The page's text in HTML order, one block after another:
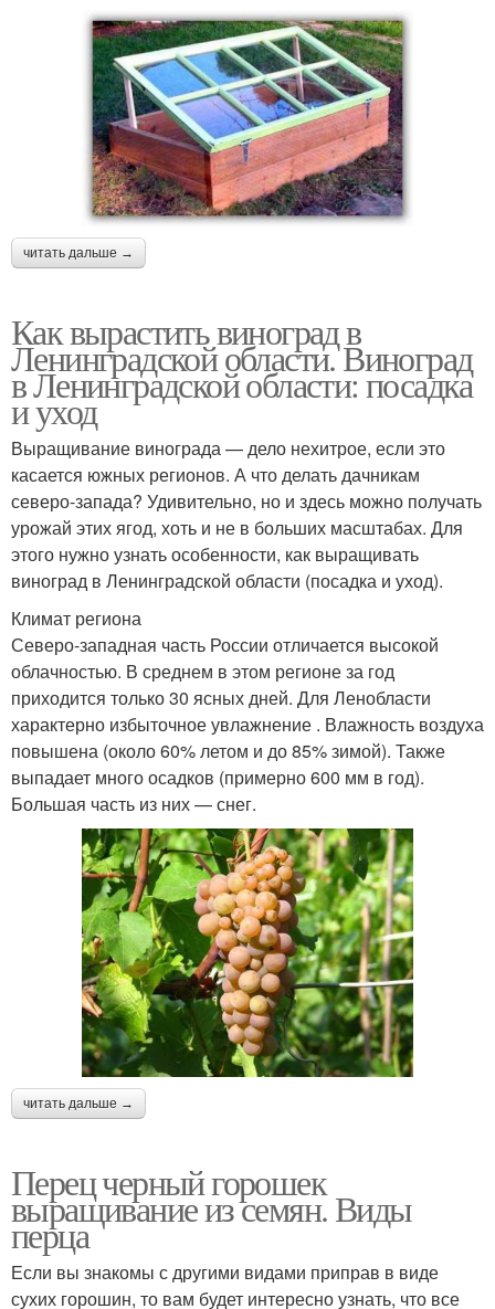
читать дальше →
Как вырастить виноград в
Ленинградской области. Виноград
в Ленинградской области: посадка
и уход
Выращивание винограда — дело нехитрое, если это
касается южных регионов. А что делать дачникам
северо-запада? Удивительно, но и здесь можно получать
урожай этих ягод, хоть и не в больших масштабах. Для
этого нужно узнать особенности, как выращивать
виноград в Ленинградской области (посадка и уход).
Климат региона
Северо-западная часть России отличается высокой
облачностью. В среднем в этом регионе за год
приходится только 30 ясных дней. Для Ленобласти
характерно избыточное увлажнение . Влажность воздуха
повышена (около 60% летом и до 85% зимой). Также
выпадает много осадков (примерно 600 мм в год).
Большая часть из них — снег.
читать дальше →
Перец черный горошек
выращивание из семян. Виды
перца
Если вы знакомы с другими видами приправ в виде
сухих горошин, то вам будет интересно узнать, что все